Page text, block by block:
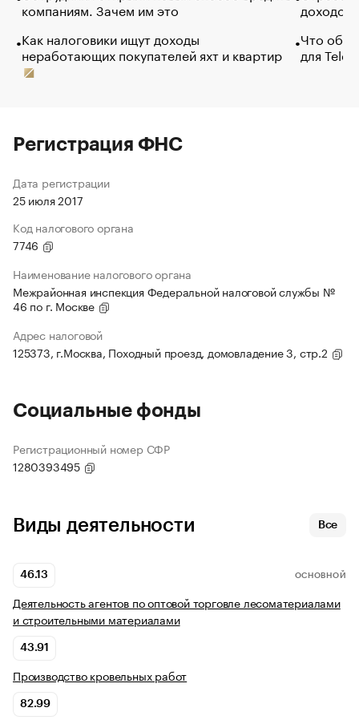
компаниям. Зачем им это
Как налоговики ищут доходы
неработающих покупателей яхт и квартир
доходов
Что
для
Регистрация ФНС
Дата регистрации
25 июля 2017
Код налогового органа
7746
Наименование налогового органа
Межрайонная инспекция Федеральной налоговой службы №
46 по г. Москве
Адрес налоговой
125373, г.Москва, Походный проезд, домовладение 3, стр.2
Социальные фонды
Регистрационный номер СФР
1280393495
Виды деятельности Все
46.13 ОСНОВНОЙ
Деятельность агентов по оптовой торговле лесоматериалами
и строительными материалами
43.91
Производство кровельных работ
82.99